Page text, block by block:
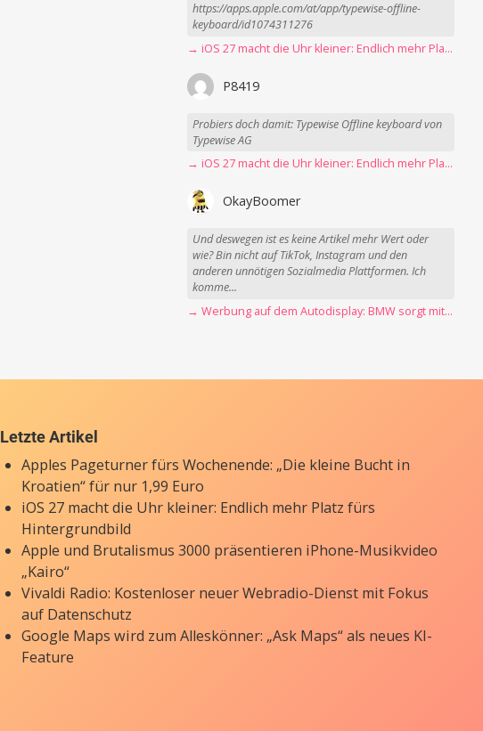
https://apps.apple.com/at/app/typewise-offline-
keyboard/id1074311276
→ iOS 27 macht die Uhr kleiner: Endlich mehr Platz fürs Hintergrundbild
P8419
Probiers doch damit: Typewise Offline keyboard von
Typewise AG
→ iOS 27 macht die Uhr kleiner: Endlich mehr Platz fürs Hintergrundbild
OkayBoomer
Und deswegen ist es keine Artikel mehr Wert oder
wie? Bin nicht auf TikTok, Instagram und den
anderen unnötigen Sozialmedia Plattformen. Ich
komme...
→ Werbung auf dem Autodisplay: BMW sorgt mit Spider-Man-Werbung für scharfe Kritik
Letzte Artikel
Apples Pageturner fürs Wochenende: „Die kleine Bucht in
Kroatien“ für nur 1,99 Euro
iOS 27 macht die Uhr kleiner: Endlich mehr Platz fürs
Hintergrundbild
Apple und Brutalismus 3000 präsentieren iPhone-Musikvideo
„Kairo“
Vivaldi Radio: Kostenloser neuer Webradio-Dienst mit Fokus
auf Datenschutz
Google Maps wird zum Alleskönner: „Ask Maps“ als neues KI-
Feature